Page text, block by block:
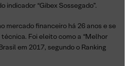
indicador “Gibex Sossegado”.
mercado financeiro há 26 anos e se
Foi eleito como a “Melhor
em 2017, segundo o Ranking